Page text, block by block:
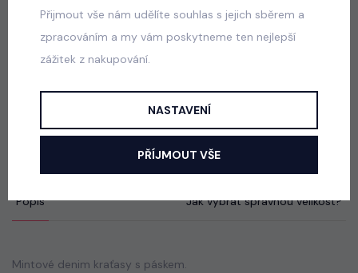
590 Kč
School sako + sukně blue
690 Kč
Popis Jak vybrat správnou velikost?
Mintové denim kraťasy s páskem.
Přijmout vše nám udělíte souhlas s jejich sběrem a
zpracováním a my vám poskytneme ten nejlepší
zážitek z nakupování.
NASTAVENÍ
PŘÍJMOUT VŠE